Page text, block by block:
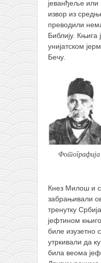
јеванђеље или
извор из
преводили
Библију. Књига
унијатском
Бечу.
Кнез Милош и
забрањивали
тренутку
јефтином
биле изузетно
утркивали да
била веома